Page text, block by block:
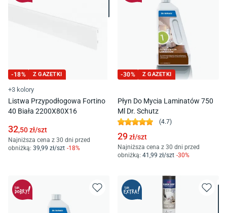
-18% Z GAZETKI
+3 kolory
Listwa Przypodłogowa Fortino
40 Biała 2200X80X16
32,50zł/szt
Najniższa cena z 30 dni przed
obniżką: 39 ,99 zł/szt -18%
-30% Z GAZETKI
Płyn Do Mycia Laminatów 750
Ml Dr. Schutz
(4.7)
29zł/szt
Najniższa cena z 30 dni przed
obniżką: 41 ,99 zł/szt -30%